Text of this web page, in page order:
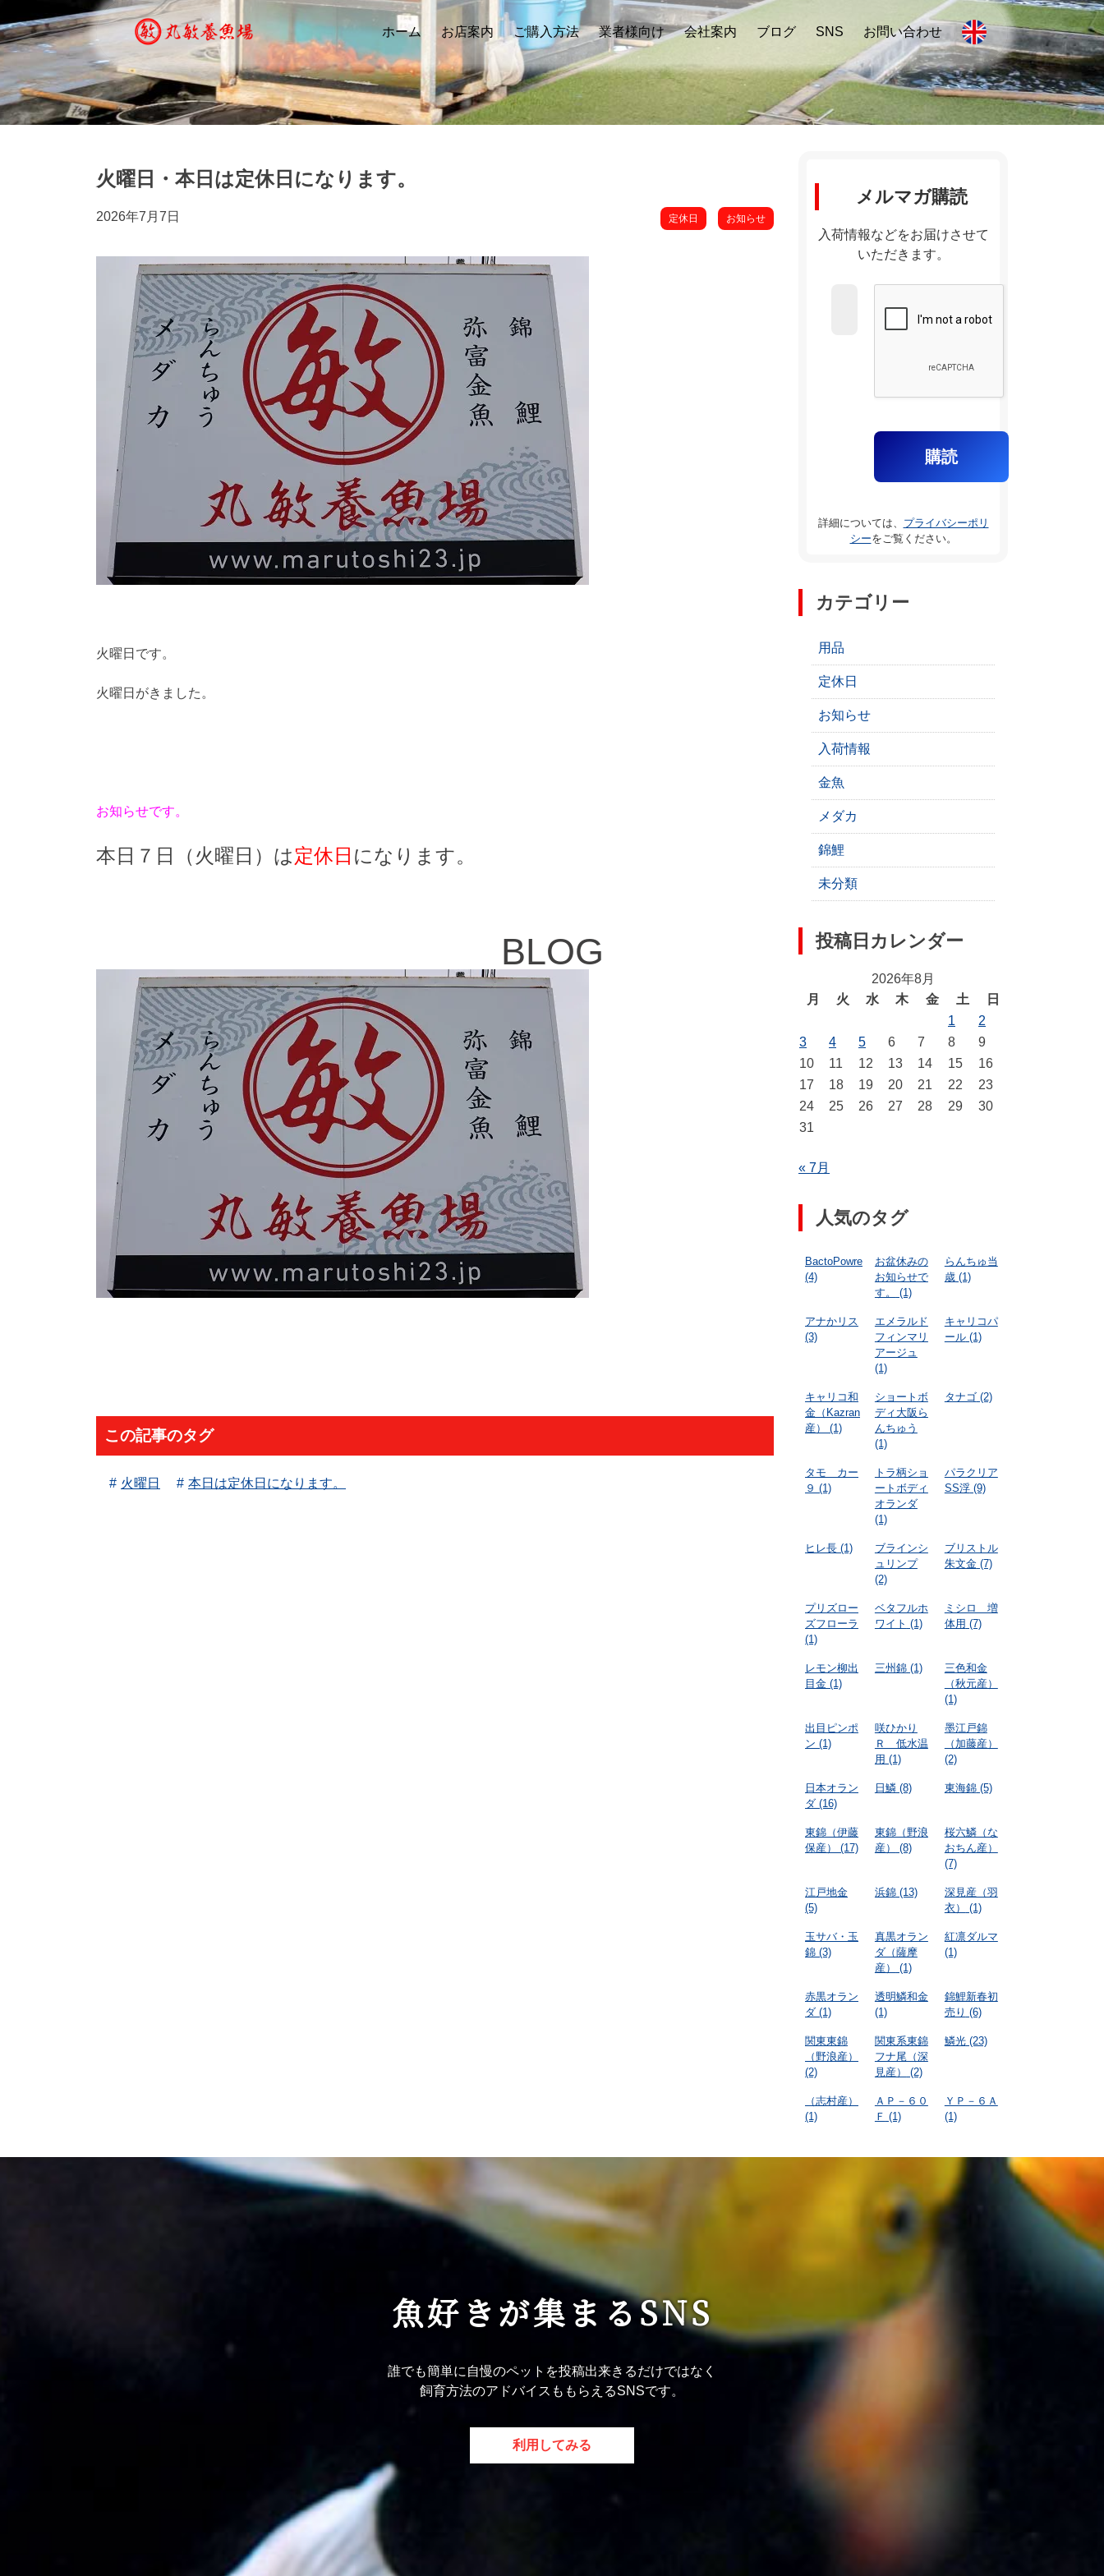
ホーム お店案内 ご購入方法 業者様向け 会社案内 ブログ SNS お問い合わせ
BLOG
火曜日・本日は定休日になります。
2026年7月7日 定休日 お知らせ
火曜日です。
火曜日がきました。
お知らせです。
本日７日（火曜日）は定休日 になります。
この記事のタグ
火曜日 本日は定休日になります。
メルマガ購読
入荷情報などをお届けさせて
いただきます。
詳細については、 プライバシーポリ
シーをご覧ください。
カテゴリー
用品
定休日
お知らせ
入荷情報
金魚
メダカ
錦鯉
未分類
投稿日カレンダー
2026年8月
月
火 水 木 金 土
日
1
2
3
4 5 6 7 8
9
10
11 12 13 14 15
16
17
18 19 20 21 22
23
24
25 26 27 28 29
30
31
« 7月
人気のタグ
BactoPowre
(4)
お盆休みの
お知らせで
す。
(1)
らんちゅ当
歳(1)
アナかリス
(3)
エメラルド
フィンマリ
アージュ
(1)
キャリコパ
ール(1)
キャリコ和
金（Kazran
産）
(1)
ショートボ
ディ大阪ら
んちゅう
(1)
タナゴ(2)
タモ カー
９ (1)
トラ柄ショ
ートボディ
オランダ
(1)
パラクリア
SS浮(9)
ヒレ長 (1)
ブラインシ
ュリンプ
(2)
ブリストル
朱文金(7)
プリズロー
ズフローラ
(1)
ベタフルホ
ワイト (1)
ミシロ 増
体用 (7)
レモン柳出
目金 (1)
三州錦(1)
三色和金
（秋元産）
(1)
出目ピンポ
ン (1)
咲ひかり
Ｒ 低水温
用 (1)
墨江戸錦
（加藤産）
(2)
日本オラン
ダ (16)
日鱗(8) 東海錦(5)
東錦（伊藤
保産）
(17)
東錦（野浪
産）
(8)
桜六鱗（な
おちん産）
(7)
江戸地金
(5)
浜錦(13)
深見産（羽
衣）
(1)
玉サバ・玉
錦 (3)
真黒オラン
ダ（薩摩
産）
(1)
紅凛ダルマ
(1)
赤黒オラン
ダ (1)
透明鱗和金
(1)
錦鯉新春初
売り (6)
関東東錦
（野浪産）
(2)
関東系東錦
フナ尾（深
見産）
(2)
鱗光(23)
（志村産）
(1)
ＡＰ－６０
Ｆ (1)
ＹＰ－６Ａ
(1)
魚好きが集まるSNS
誰でも簡単に自慢のペットを投稿出来きるだけではなく
飼育方法のアドバイスももらえるSNSです。
利用してみる